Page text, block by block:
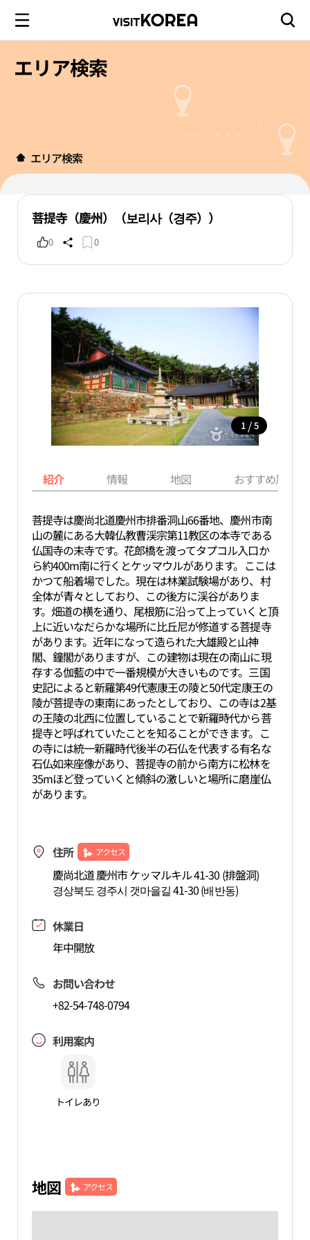
エリア検索
エリア検索
菩提寺（慶州）（보리사（경주））
0 0
1 / 5
紹介 情報 地図 おすすめ周辺
菩提寺は慶尚北道慶州市排番洞山66番地、慶州市南
山の麓にある大韓仏教曹渓宗第11教区の本寺である
仏国寺の末寺です。花郎橋を渡ってタプコル入口か
ら約400m南に行くとケッマウルがあります。ここは
かつて船着場でした。現在は林業試験場があり、村
全体が青々としており、この後方に渓谷がありま
す。畑道の横を通り、尾根筋に沿って上っていくと頂
上に近いなだらかな場所に比丘尼が修道する菩提寺
があります。近年になって造られた大雄殿と山神
閣、鐘閣がありますが、この建物は現在の南山に現
存する伽藍の中で一番規模が大きいものです。三国
史記によると新羅第49代憲康王の陵と50代定康王の
陵が菩提寺の東南にあったとしており、この寺は2基
の王陵の北西に位置していることで新羅時代から菩
提寺と呼ばれていたことを知ることができます。こ
の寺には統一新羅時代後半の石仏を代表する有名な
石仏如来座像があり、菩提寺の前から南方に松林を
35mほど登っていくと傾斜の激しいと場所に磨崖仏
があります。
住所 アクセス
慶尚北道 慶州市 ケッマルキル 41-30 (排盤洞)
경상북도 경주시 갯마을길 41-30 (배반동)
休業日
年中開放
お問い合わせ
+82-54-748-0794
利用案内
トイレあり
地図 アクセス